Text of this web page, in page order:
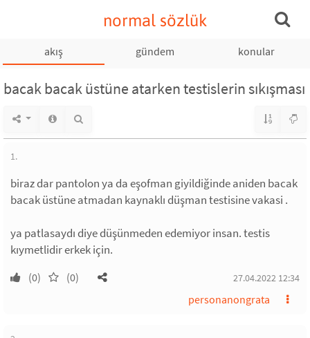
normal sözlük
akış gündem konular
bacak bacak üstüne atarken testislerin sıkışması
1.
biraz dar pantolon ya da eşofman giyildiğinde aniden bacak
bacak üstüne atmadan kaynaklı düşman testisine vakasi .
ya patlasaydı diye düşünmeden edemiyor insan. testis
kıymetlidir erkek için.
(0) (0) 27.04.2022 12:34
personanongrata